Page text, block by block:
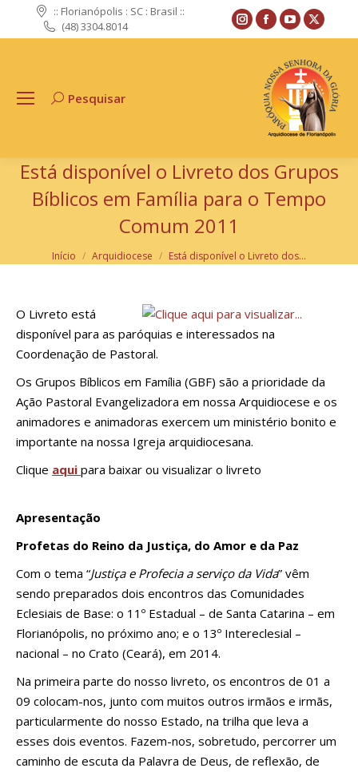
:: Florianópolis : SC : Brasil ::
(48) 3304.8014
Instagram
page
new
window
Facebook
page
opens
in
new
window
YouTube
page
opens
in
new
window
X
page
in
new
Search:Pesquisar
Está disponível o Livreto dos Grupos
Bíblicos em Família para o Tempo
Comum 2011
Você está aqui:
Início Arquidiocese Está disponível o Livreto dos…
O Livreto está
disponível para as paróquias e interessados na
Coordenação de Pastoral.
Os Grupos Bíblicos em Família (GBF) são a prioridade da
Ação Pastoral Evangelizadora em nossa Arquidiocese e os
animadores e animadoras exercem um ministério bonito e
importante na nossa Igreja arquidiocesana.
Clique aqui para baixar ou visualizar o livreto
Apresentação
Profetas do Reino da Justiça, do Amor e da Paz
Com o tema “Justiça e Profecia a serviço da Vida” vêm
sendo preparados dois encontros das Comunidades
Eclesiais de Base: o 11º Estadual – de Santa Catarina – em
Florianópolis, no próximo ano; e o 13º Intereclesial –
nacional – no Crato (Ceará), em 2014.
Na primeira parte do nosso livreto, os encontros de 01 a
09 colocam-nos, junto com muitos outros irmãos e irmãs,
particularmente do nosso Estado, na trilha que leva a
esses dois eventos. Fazem-nos, sobretudo, percorrer um
caminho de escuta da Palavra de Deus, de reflexão, de